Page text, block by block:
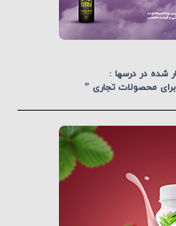
شده در درسها :
محصولات تجاری ”